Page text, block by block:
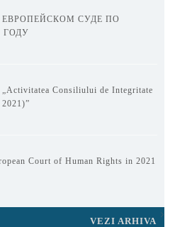
СУДЕ ПО
ГОДУ
Consiliului de Integritate
Court of Human Rights in 2021
VEZI ARHIVA